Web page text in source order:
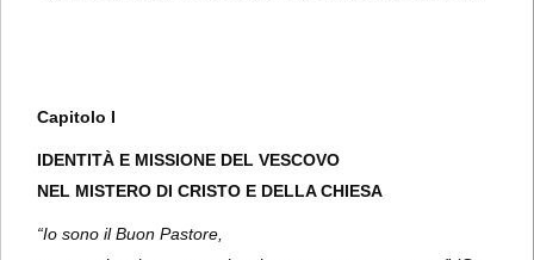
Capitolo I
IDENTITÀ E MISSIONE DEL VESCOVO
NEL MISTERO DI CRISTO E DELLA CHIESA
“Io sono il Buon Pastore,